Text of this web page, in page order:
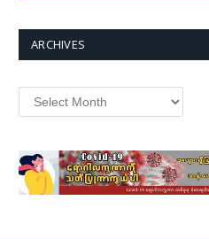
ARCHIVES
Archives